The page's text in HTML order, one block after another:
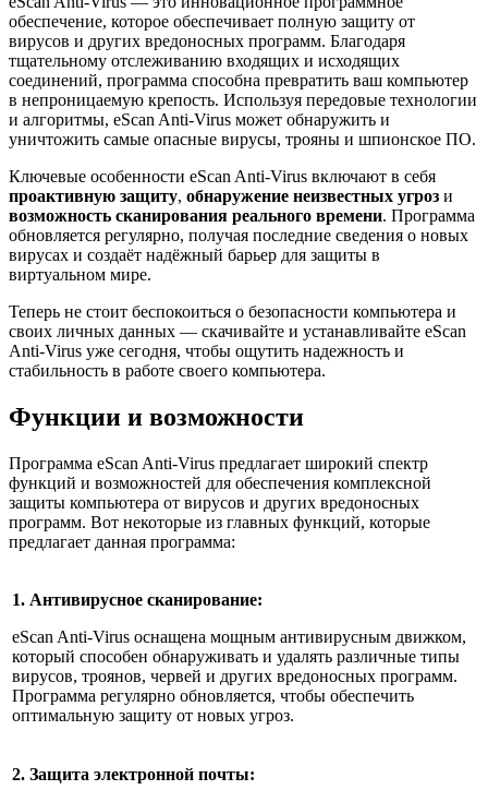
обеспечение, которое обеспечивает полную защиту от
вирусов и других вредоносных программ. Благодаря
тщательному отслеживанию входящих и исходящих
соединений, программа способна превратить ваш компьютер
в непроницаемую крепость. Используя передовые технологии
и алгоритмы, eScan Anti-Virus может обнаружить и
уничтожить самые опасные вирусы, трояны и шпионское ПО.
Ключевые особенности eScan Anti-Virus включают в себя
проактивную защиту, обнаружение неизвестных угроз и
возможность сканирования реального времени. Программа
обновляется регулярно, получая последние сведения о новых
вирусах и создаёт надёжный барьер для защиты в
виртуальном мире.
Теперь не стоит беспокоиться о безопасности компьютера и
своих личных данных — скачивайте и устанавливайте eScan
Anti-Virus уже сегодня, чтобы ощутить надежность и
стабильность в работе своего компьютера.
Функции и возможности
Программа eScan Anti-Virus предлагает широкий спектр
функций и возможностей для обеспечения комплексной
защиты компьютера от вирусов и других вредоносных
программ. Вот некоторые из главных функций, которые
предлагает данная программа:
1. Антивирусное сканирование:
eScan Anti-Virus оснащена мощным антивирусным движком,
который способен обнаруживать и удалять различные типы
вирусов, троянов, червей и других вредоносных программ.
Программа регулярно обновляется, чтобы обеспечить
оптимальную защиту от новых угроз.
2. Защита электронной почты: